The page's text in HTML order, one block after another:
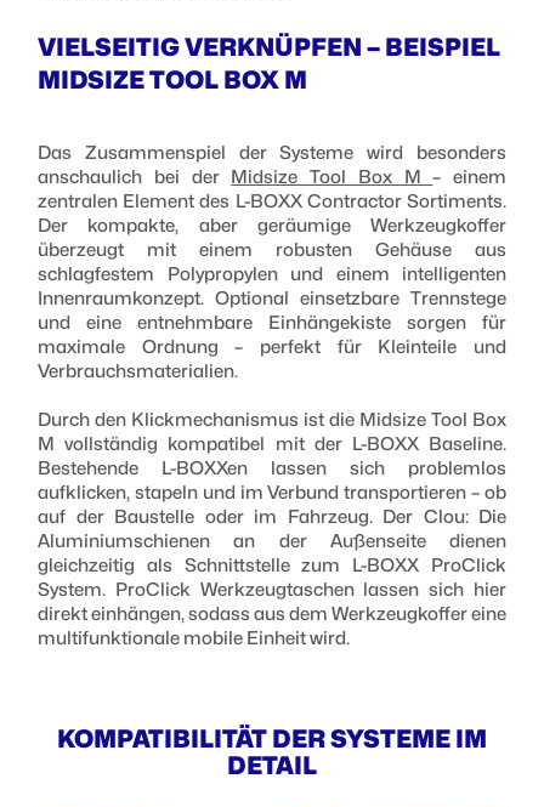
VIELSEITIG VERKNÜPFEN – BEISPIEL
MIDSIZE TOOL BOX M
Das Zusammenspiel der Systeme wird besonders
anschaulich bei der Midsize Tool Box M– einem
zentralen Element des L-BOXX Contractor Sortiments.
Der kompakte, aber geräumige Werkzeugkoffer
überzeugt mit einem robusten Gehäuse aus
schlagfestem Polypropylen und einem intelligenten
Innenraumkonzept. Optional einsetzbare Trennstege
und eine entnehmbare Einhängekiste sorgen für
maximale Ordnung – perfekt für Kleinteile und
Verbrauchsmaterialien.
Durch den Klickmechanismus ist die Midsize Tool Box
M vollständig kompatibel mit der L-BOXX Baseline.
Bestehende L-BOXXen lassen sich problemlos
aufklicken, stapeln und im Verbund transportieren – ob
auf der Baustelle oder im Fahrzeug. Der Clou: Die
Aluminiumschienen an der Außenseite dienen
gleichzeitig als Schnittstelle zum L-BOXX ProClick
System. ProClick Werkzeugtaschen lassen sich hier
direkt einhängen, sodass aus dem Werkzeugkoffer eine
multifunktionale mobile Einheit wird.
KOMPATIBILITÄT DER SYSTEME IM
DETAIL